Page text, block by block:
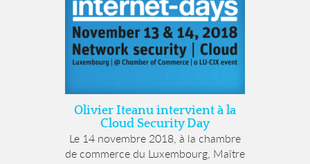
Olivier Iteanu intervient à la
Cloud Security Day
Le 14 novembre 2018, à la chambre
de commerce du Luxembourg, Maître